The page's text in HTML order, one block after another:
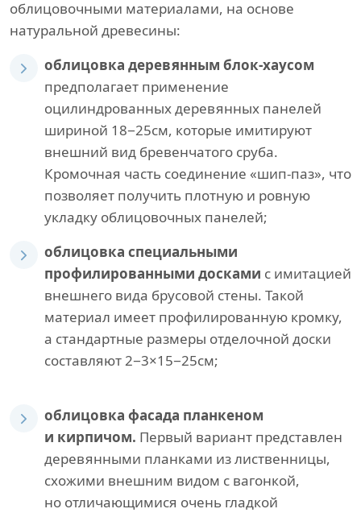
облицовочными материалами, на основе
натуральной древесины:
облицовка деревянным блок-хаусом
предполагает применение
оцилиндрованных деревянных панелей
шириной 18−25см, которые имитируют
внешний вид бревенчатого сруба.
Кромочная часть соединение «шип-паз», что
позволяет получить плотную и ровную
укладку облицовочных панелей;
облицовка специальными
профилированными досками с имитацией
внешнего вида брусовой стены. Такой
материал имеет профилированную кромку,
а стандартные размеры отделочной доски
составляют 2−3×15−25см;
облицовка фасада планкеном
и кирпичом. Первый вариант представлен
деревянными планками из лиственницы,
схожими внешним видом с вагонкой,
но отличающимися очень гладкой